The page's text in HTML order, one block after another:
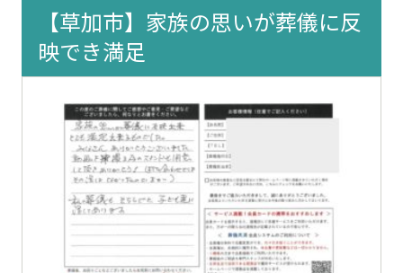
【草加市】家族の思いが葬儀に反
映でき満足